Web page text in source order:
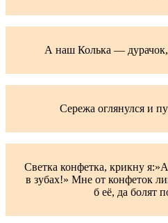
А наш Колька — дурачок,
Сережа оглянулся и
Светка конфетка, крикну
в зубах!» Мне от конфеток
б её, да болят